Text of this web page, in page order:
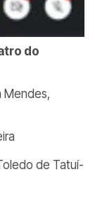
do
Mendes,
de Tatuí-